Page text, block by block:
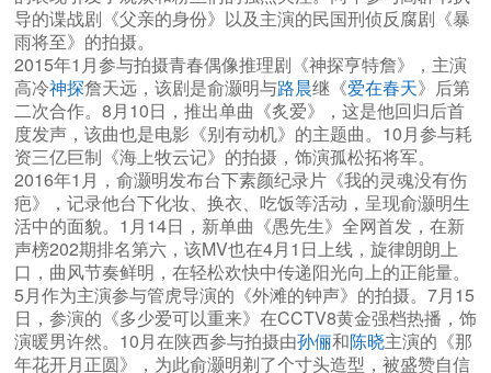
导的谍战剧《父亲的身份》以及主演的民国刑侦反腐剧《暴
雨将至》的拍摄。
2015年1月参与拍摄青春偶像推理剧《神探亨特詹》，主演
高冷神探詹天远，该剧是俞灏明与路晨继《爱在春天》后第
二次合作。8月10日，推出单曲《炙爱》，这是他回归后首
度发声，该曲也是电影《别有动机》的主题曲。10月参与耗
资三亿巨制《海上牧云记》的拍摄，饰演孤松拓将军。
2016年1月，俞灏明发布台下素颜纪录片《我的灵魂没有伤
疤》，记录他台下化妆、换衣、吃饭等活动，呈现俞灏明生
活中的面貌。1月14日，新单曲《愚先生》全网首发，在新
声榜202期排名第六，该MV也在4月1日上线，旋律朗朗上
口，曲风节奏鲜明，在轻松欢快中传递阳光向上的正能量。
5月作为主演参与管虎导演的《外滩的钟声》的拍摄。7月15
日，参演的《多少爱可以重来》在CCTV8黄金强档热播，饰
演暖男许然。10月在陕西参与拍摄由孙俪和陈晓主演的《那
年花开月正圆》，为此俞灏明剃了个寸头造型，被盛赞自信